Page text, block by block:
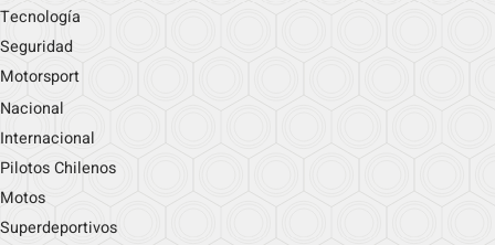
Tecnología
Seguridad
Motorsport
Nacional
Internacional
Pilotos Chilenos
Motos
Superdeportivos